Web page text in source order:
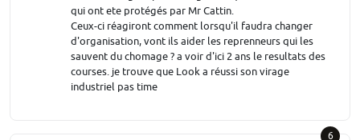
qui ont ete protégés par Mr Cattin.
Ceux-ci réagiront comment lorsqu'il faudra changer
d'organisation, vont ils aider les reprenneurs qui les
sauvent du chomage ? a voir d'ici 2 ans le resultats des
courses. je trouve que Look a réussi son virage
industriel pas time
6